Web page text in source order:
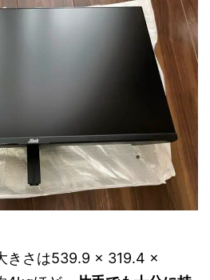
きさは539.9 × 319.4 ×